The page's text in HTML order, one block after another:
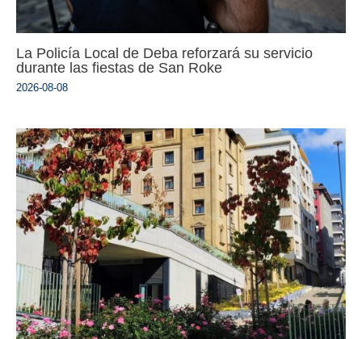
La Policía Local de Deba reforzará su servicio
durante las fiestas de San Roke
2026-08-08